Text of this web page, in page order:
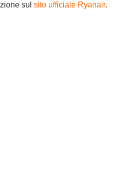
sul sito ufficiale Ryanair.